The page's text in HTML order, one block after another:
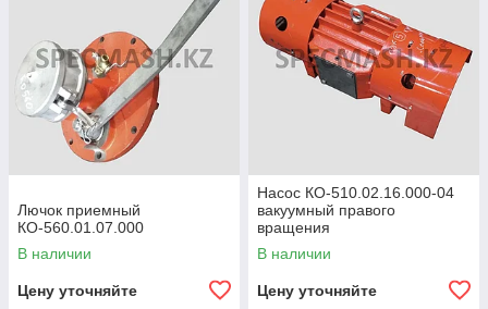
Лючок приемный
КО-560.01.07.000
В наличии
Цену уточняйте
Насос КО-510.02.16.000-04
вакуумный правого
вращения
В наличии
Цену уточняйте